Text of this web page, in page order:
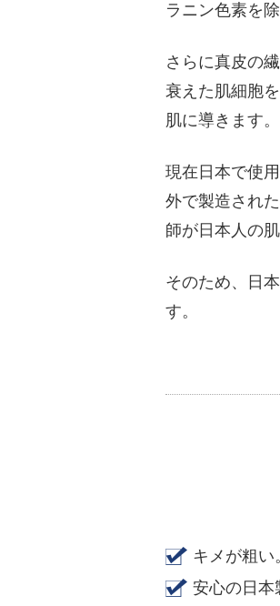
ラニン色素を
さらに真皮の
衰えた肌細胞
肌に導きます。
現在日本で使
外で製造され
師が日本人の
そのため、日
す。
キメが粗
安心の日本